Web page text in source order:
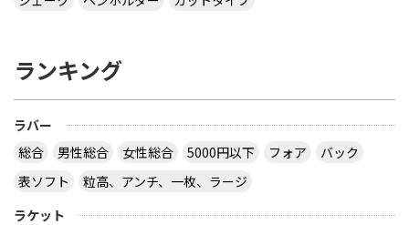
ランキング
ラバー
総合
男性総合 女性総合 5000円以下 フォア
バック
表ソフト
粒高、アンチ、一枚、ラージ
ラケット